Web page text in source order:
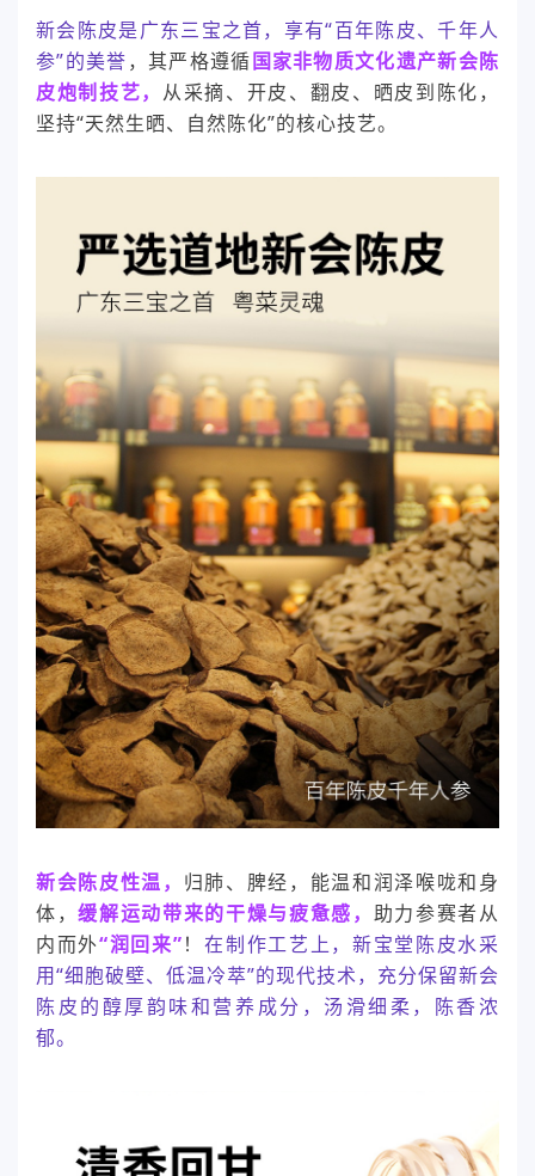
新会陈皮是广东三宝之首，享有“百年陈皮、千年人
参”的美誉，其严格遵循国家非物质文化遗产新会陈
皮炮制技艺， 从采摘、开皮、翻皮、晒皮到陈化，
坚持“天然生晒、自然陈化”的核心技艺。
新会陈皮性温， 归肺、脾经，能温和润泽喉咙和身
体，缓解运动带来的干燥与疲惫感， 助力参赛者从
内而外“润回来”！在制作工艺上，新宝堂陈皮水采
用“细胞破壁、低温冷萃”的现代技术，充分保留新会
陈皮的醇厚韵味和营养成分，汤滑细柔，陈香浓
郁。